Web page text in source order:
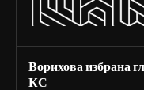
Ворихова избрана
КС